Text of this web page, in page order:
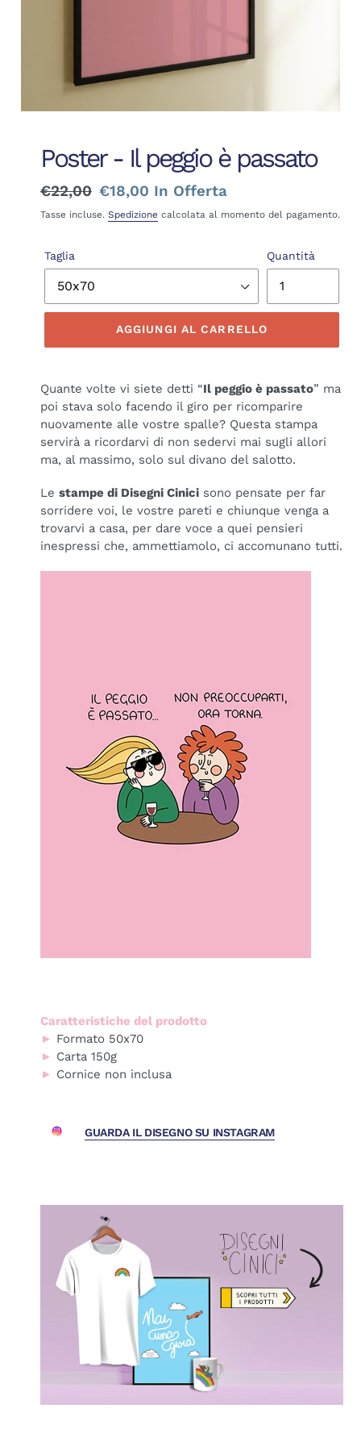
Poster - Il peggio è passato
Prezzo
di
€22,00 Prezzo
scontato
€18,00 In Offerta
Tasse incluse. Spedizione calcolata al momento del pagamento.
Taglia Quantità
AGGIUNGI AL CARRELLO
Quante volte vi siete detti “Il peggio è passato” ma
poi stava solo facendo il giro per ricomparire
nuovamente alle vostre spalle? Questa stampa
servirà a ricordarvi di non sedervi mai sugli allori
ma, al massimo, solo sul divano del salotto.
Le stampe di Disegni Cinici sono pensate per far
sorridere voi, le vostre pareti e chiunque venga a
trovarvi a casa, per dare voce a quei pensieri
inespressi che, ammettiamolo, ci accomunano tutti.
Caratteristiche del prodotto
► Formato 50x70
► Carta 150g
► Cornice non inclusa
GUARDA IL DISEGNO SU INSTAGRAM